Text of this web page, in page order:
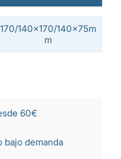
170/140x170/140x75m
m
60€
bajo demanda